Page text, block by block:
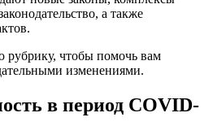
а также
чтобы помочь вам
изменениями.
в период COVID-